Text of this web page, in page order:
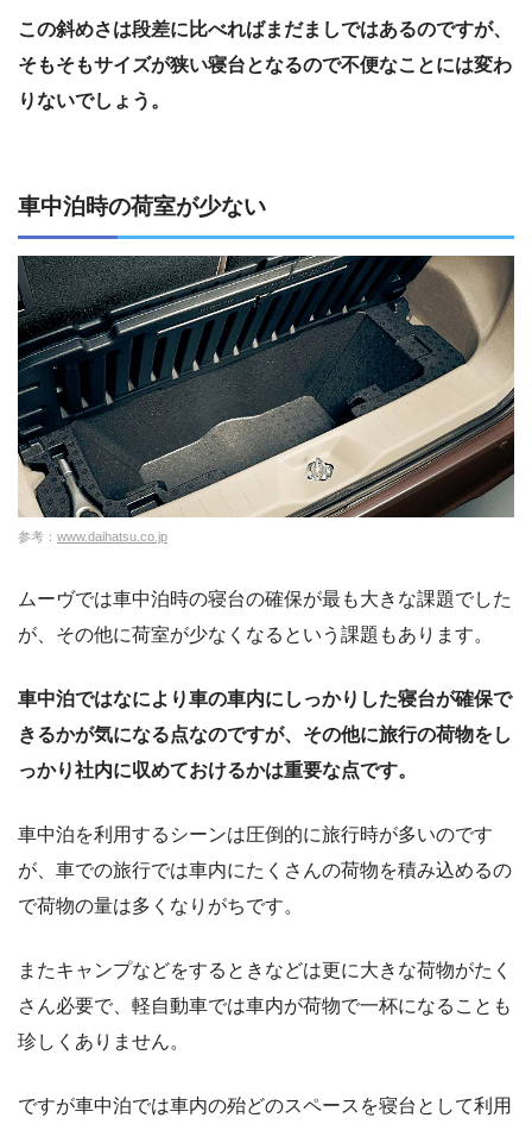
この斜めさは段差に比べればまだましではあるのですが、
そもそもサイズが狭い寝台となるので不便なことには変わ
りないでしょう。
車中泊時の荷室が少ない
参考： www.daihatsu.co.jp
ムーヴでは車中泊時の寝台の確保が最も大きな課題でした
が、その他に荷室が少なくなるという課題もあります。
車中泊ではなにより車の車内にしっかりした寝台が確保で
きるかが気になる点なのですが、その他に旅行の荷物をし
っかり社内に収めておけるかは重要な点です。
車中泊を利用するシーンは圧倒的に旅行時が多いのです
が、車での旅行では車内にたくさんの荷物を積み込めるの
で荷物の量は多くなりがちです。
またキャンプなどをするときなどは更に大きな荷物がたく
さん必要で、軽自動車では車内が荷物で一杯になることも
珍しくありません。
ですが車中泊では車内の殆どのスペースを寝台として利用